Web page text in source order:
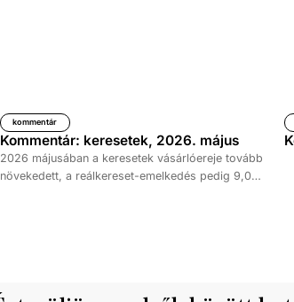
kommentár
Kommentár: keresetek, 2026. május
2026 májusában a keresetek vásárlóereje tovább
növekedett, a reálkereset-emelkedés pedig 9,0